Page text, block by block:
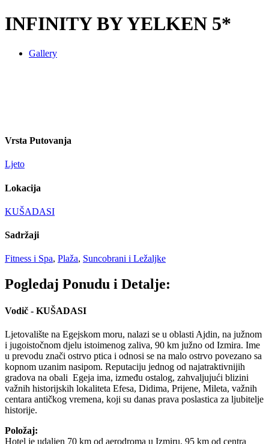
INFINITY BY YELKEN 5*
Gallery
Vrsta Putovanja
Ljeto
Lokacija
KUŠADASI
Sadržaji
Fitness i Spa, Plaža, Suncobrani i Ležaljke
Pogledaj Ponudu i Detalje:
Vodič - KUŠADASI
Ljetovalište na Egejskom moru, nalazi se u oblasti Ajdin, na južnom
i jugoistočnom djelu istoimenog zaliva, 90 km južno od Izmira. Ime
u prevodu znači ostrvo ptica i odnosi se na malo ostrvo povezano sa
kopnom uzanim nasipom. Reputaciju jednog od najatraktivnijih
gradova na obali Egeja ima, između ostalog, zahvaljujući blizini
važnih historijskih lokaliteta Efesa, Didima, Prijene, Mileta, važnih
centara antičkog vremena, koji su danas prava poslastica za ljubitelje
historije.
Položaj:
Hotel je udaljen 70 km od aerodroma u Izmiru, 95 km od centra